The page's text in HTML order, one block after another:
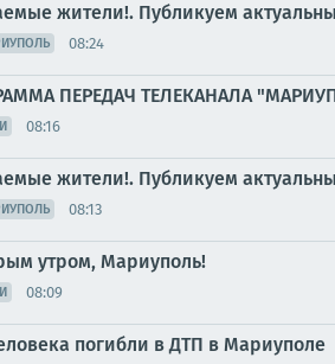
жители!. Публикуем
08:24
ПЕРЕДАЧ ТЕЛЕКАНАЛА
08:16
жители!. Публикуем
08:13
утром, Мариуполь!
08:09
погибли в ДТП в Мариуполе